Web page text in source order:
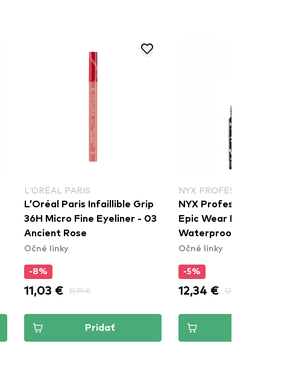
L’ORÉAL PARIS
L’Oréal Paris Infaillible Grip
36H Micro Fine Eyeliner​ - 03
Ancient Rose
Očné linky
-8%
11,03 € 11,99 €
Pridať
NYX PROFESSIONAL
NYX Professional
Epic Wear Liquid Liner
Waterproof - White
Očné linky
-5%
12,34 € 12,99 €